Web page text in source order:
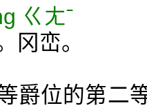
ㄍㄤˉ
峦。
爵位的第二